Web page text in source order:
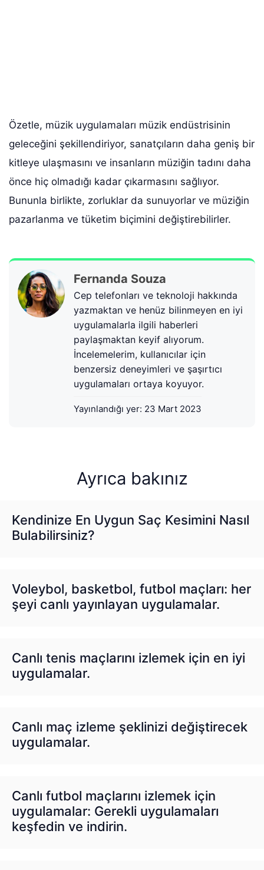
Özetle, müzik uygulamaları müzik endüstrisinin
geleceğini şekillendiriyor, sanatçıların daha geniş bir
kitleye ulaşmasını ve insanların müziğin tadını daha
önce hiç olmadığı kadar çıkarmasını sağlıyor.
Bununla birlikte, zorluklar da sunuyorlar ve müziğin
pazarlanma ve tüketim biçimini değiştirebilirler.
Fernanda Souza
Cep telefonları ve teknoloji hakkında
yazmaktan ve henüz bilinmeyen en iyi
uygulamalarla ilgili haberleri
paylaşmaktan keyif alıyorum.
İncelemelerim, kullanıcılar için
benzersiz deneyimleri ve şaşırtıcı
uygulamaları ortaya koyuyor.
Yayınlandığı yer: 23 Mart 2023
Ayrıca bakınız
Kendinize En Uygun Saç Kesimini Nasıl
Bulabilirsiniz?
Voleybol, basketbol, futbol maçları: her
şeyi canlı yayınlayan uygulamalar.
Canlı tenis maçlarını izlemek için en iyi
uygulamalar.
Canlı maç izleme şeklinizi değiştirecek
uygulamalar.
Canlı futbol maçlarını izlemek için
uygulamalar: Gerekli uygulamaları
keşfedin ve indirin.